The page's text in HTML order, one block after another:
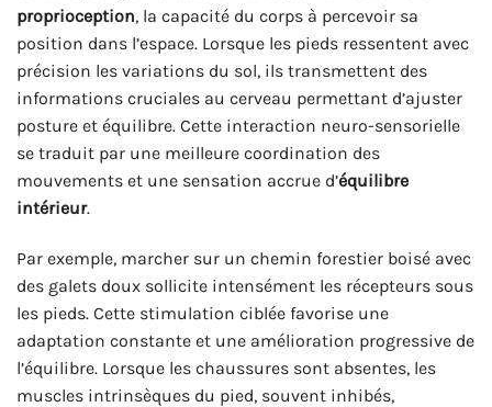
proprioception, la capacité du corps à percevoir sa
position dans l’espace. Lorsque les pieds ressentent avec
précision les variations du sol, ils transmettent des
informations cruciales au cerveau permettant d’ajuster
posture et équilibre. Cette interaction neuro-sensorielle
se traduit par une meilleure coordination des
mouvements et une sensation accrue d’équilibre
intérieur.
Par exemple, marcher sur un chemin forestier boisé avec
des galets doux sollicite intensément les récepteurs sous
les pieds. Cette stimulation ciblée favorise une
adaptation constante et une amélioration progressive de
l’équilibre. Lorsque les chaussures sont absentes, les
muscles intrinsèques du pied, souvent inhibés,